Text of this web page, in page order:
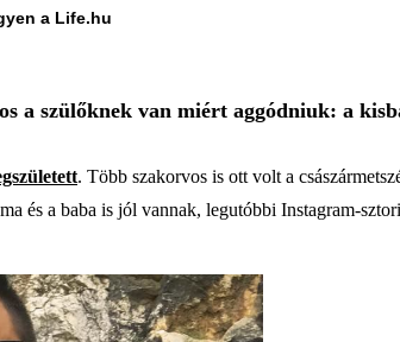
a Life.hu
a szülőknek van miért aggódniuk: a
. Több szakorvos is ott volt a
és a baba is jól vannak, legutóbbi Instagram-